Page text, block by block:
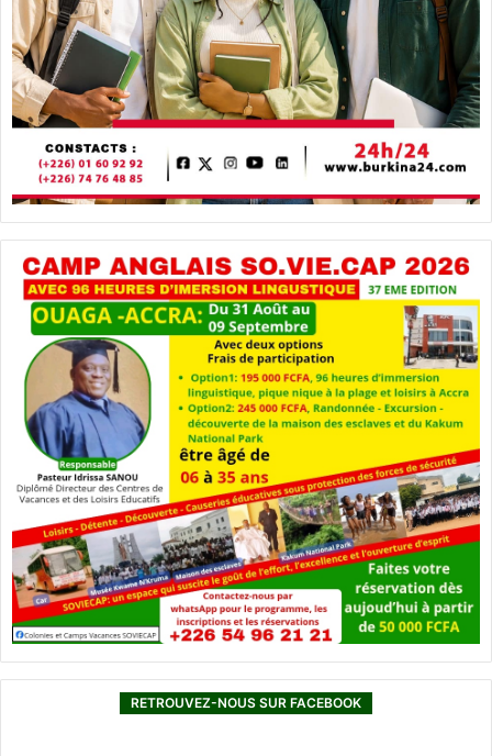
RETROUVEZ-NOUS SUR FACEBOOK